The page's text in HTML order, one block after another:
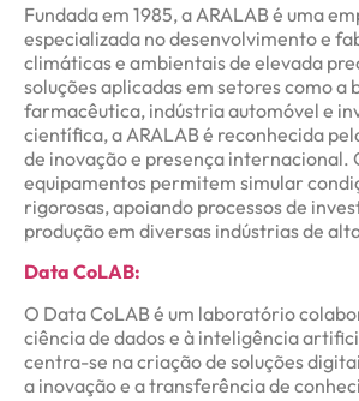
Fundada em 1985, a ARALAB é uma
especializada no desenvolvimento e
climáticas e ambientais de elevada
soluções aplicadas em setores como a
farmacêutica, indústria automóvel e
científica, a ARALAB é reconhecida
de inovação e presença internacional.
equipamentos permitem simular
rigorosas, apoiando processos de
produção em diversas indústrias de
Data CoLAB:
O Data CoLAB é um laboratório
ciência de dados e à inteligência
centra-se na criação de soluções
a inovação e a transferência de